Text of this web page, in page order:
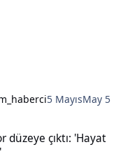
5 MayısMay 5
çıktı: 'Hayat